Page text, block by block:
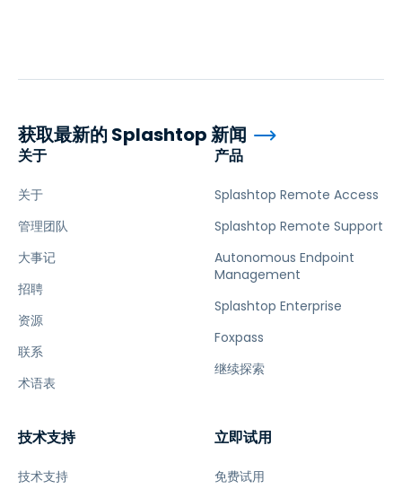
关于
关于
管理团队
大事记
招聘
资源
联系
术语表
产品
Splashtop Remote Access
Splashtop Remote Support
Autonomous Endpoint
Management
Splashtop Enterprise
Foxpass
继续探索
技术支持
技术支持
立即试用
免费试用
获取最新的 Splashtop 新闻